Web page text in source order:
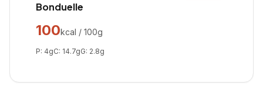
Bonduelle
100kcal / 100g
P: 4gC: 14.7gG: 2.8g